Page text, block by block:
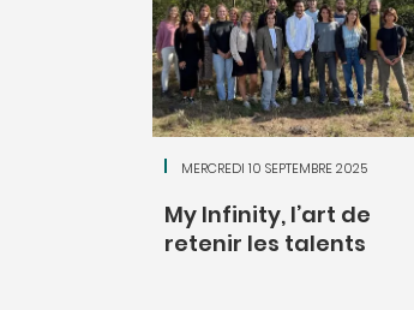
MERCREDI 10 SEPTEMBRE 2025
My Infinity, l’art de
retenir les talents